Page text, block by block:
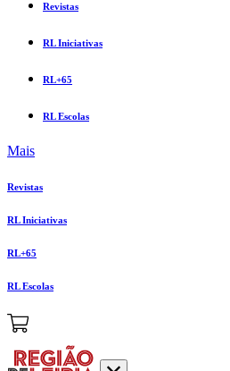
Revistas
RL Iniciativas
RL+65
RL Escolas
Mais
Revistas
RL Iniciativas
RL+65
RL Escolas